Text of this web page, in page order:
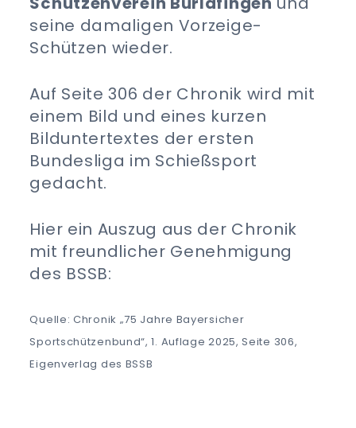
seine damaligen Vorzeige-
Schützen wieder.
Auf Seite 306 der Chronik wird mit
einem Bild und eines kurzen
Bilduntertextes der ersten
Bundesliga im Schießsport
gedacht.
Hier ein Auszug aus der Chronik
mit freundlicher Genehmigung
des BSSB:
Quelle: Chronik „75 Jahre Bayersicher
Sportschützenbund“, 1. Auflage 2025, Seite 306,
Eigenverlag des BSSB